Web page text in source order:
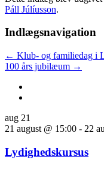
Páll Júlíusson.
Indlægsnavigation
← Klub- og familiedag i
100 års jubilæum →
aug 21
21 august @ 15:00 - 22
Lydighedskursus